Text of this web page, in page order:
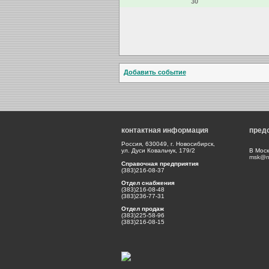
Добавить событие
контактная информация
Россия, 630049, г. Новосибирск,
ул. Дуси Ковальчук, 179/2
Справочная предприятия
(383)216-08-37
Отдел снабжения
(383)216-08-48
(383)236-77-31
Отдел продаж
(383)225-58-96
(383)216-08-15
В